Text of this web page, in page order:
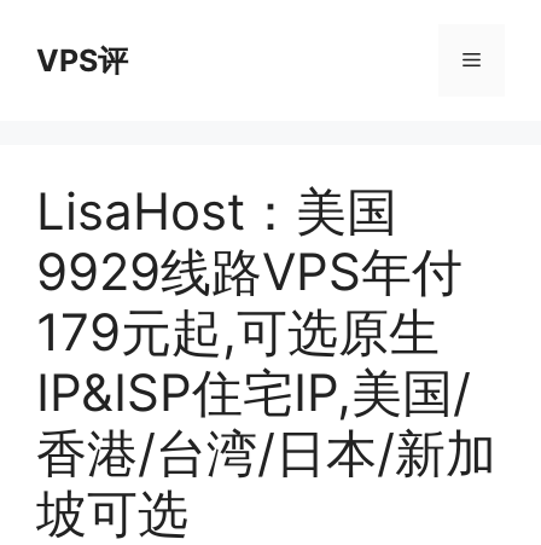
VPS评 菜
LisaHost：美国
9929线路VPS年付
179元起,可选原生
IP&ISP住宅IP,美国/
香港/台湾/日本/新加
坡可选